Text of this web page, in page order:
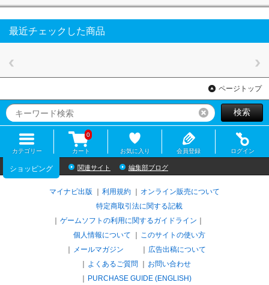
最近チェックした商品
ページトップ
リセット検索
カテゴリー カート
0
お気に入り 会員登録 ログイン
ショッピング 関連サイト 編集部ブログ
マイナビ出版 利用規約
オンライン販売について
特定商取引法に関する記載
ゲームソフトの利用に関するガイドライン
個人情報について
このサイトの使い方
メールマガジン
広告出稿について
よくあるご質問
お問い合わせ
PURCHASE GUIDE (ENGLISH)